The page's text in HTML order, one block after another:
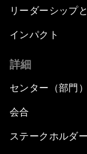
リーダーシップ
インパクト
詳細
センター（部門）
会合
ステークホルダ